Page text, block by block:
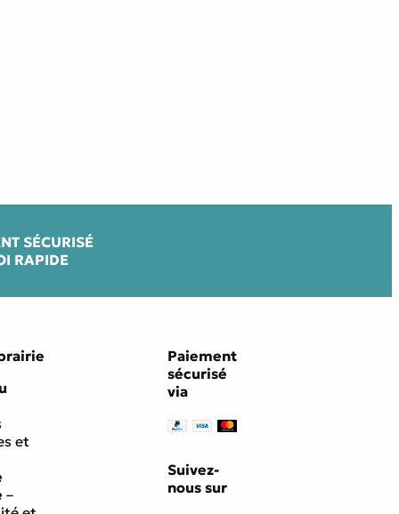
SÉCURISÉ
RAPIDE
et
–
Paiement
sécurisé
via
Suivez-
nous sur